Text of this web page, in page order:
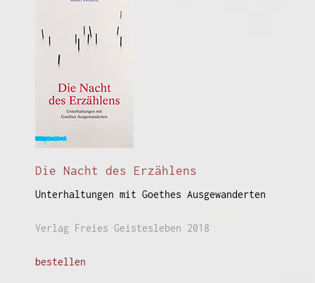
Die Nacht des Erzählens
Unterhaltungen mit Goethes Ausgewanderten
Verlag Freies Geistesleben 2018
bestellen